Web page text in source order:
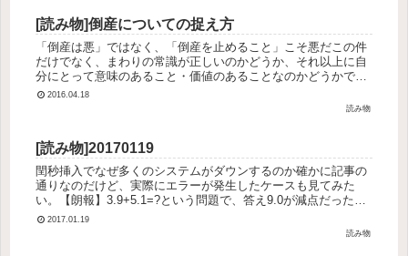
[読み物]倒産についての捉え方
「倒産は悪」ではなく、「倒産を止めること」こそ悪だこの件
だけでなく、まわりの常識が正しいのかどうか、それ以上に自
分にとって意味のあること・価値のあることなのかどうかで判
断したい。自分にとってというのは、自分一人ではなく、家
2016.04.18
読み物
[読み物]20170119
閏秒挿入でなぜ多くのシステムがダウンするのか確かに記事の
通りなのだけど、実際にエラーが発生したケースも見てみた
い。【朗報】3.9+5.1=?という問題で、答え9.0が減点だった案
件にフィールズ賞受賞者が結論を出す : しきそく （リンク切
2017.01.19
読み物